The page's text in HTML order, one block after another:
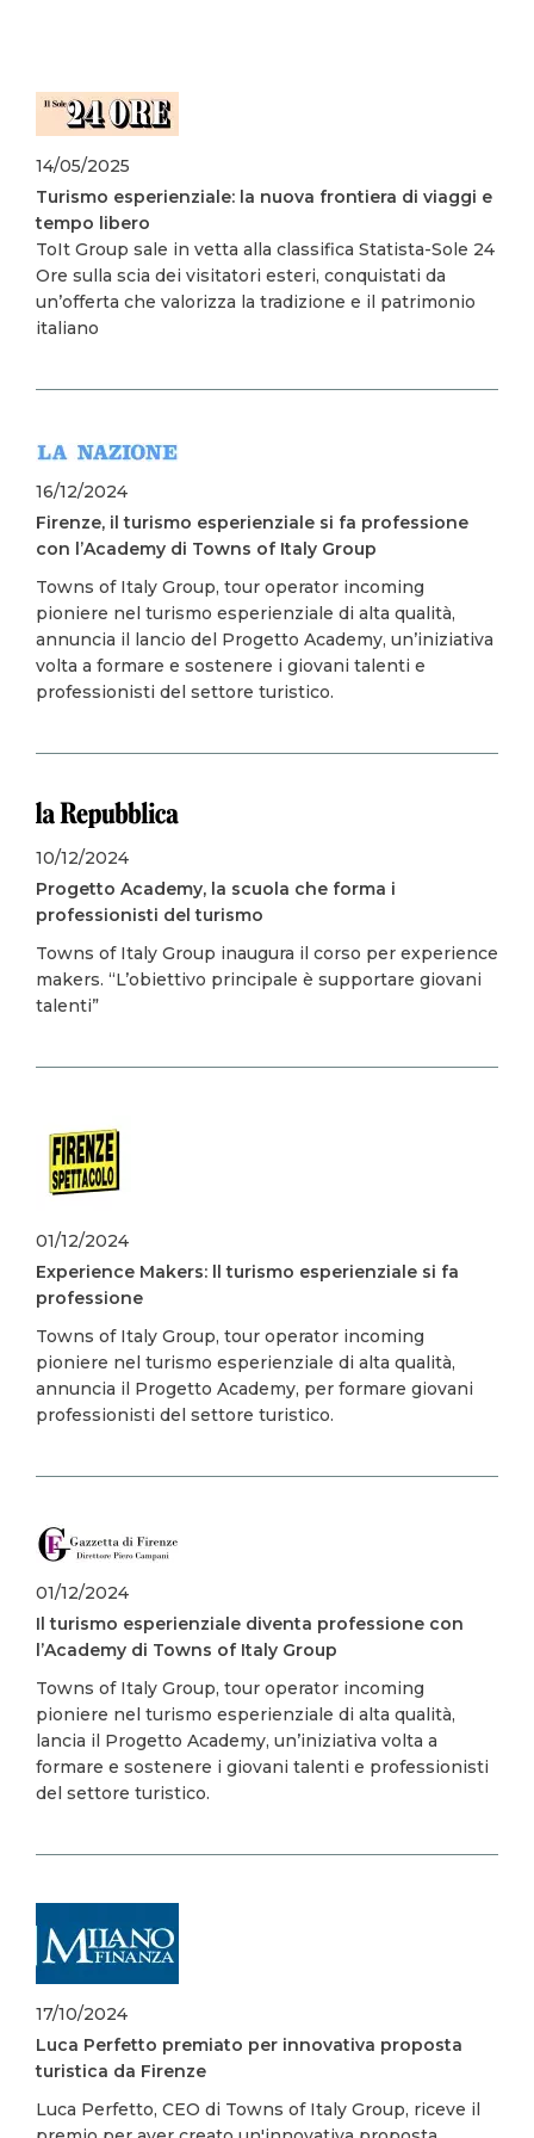
Image
14/05/2025
Turismo esperienziale: la nuova frontiera di viaggi e
tempo libero
ToIt Group sale in vetta alla classifica Statista-Sole 24
Ore sulla scia dei visitatori esteri, conquistati da
un’offerta che valorizza la tradizione e il patrimonio
italiano
Image
16/12/2024
Firenze, il turismo esperienziale si fa professione
con l’Academy di Towns of Italy Group
Towns of Italy Group, tour operator incoming
pioniere nel turismo esperienziale di alta qualità,
annuncia il lancio del Progetto Academy, un’iniziativa
volta a formare e sostenere i giovani talenti e
professionisti del settore turistico.
Image
10/12/2024
Progetto Academy, la scuola che forma i
professionisti del turismo
Towns of Italy Group inaugura il corso per experience
makers. “L’obiettivo principale è supportare giovani
talenti”
Image
01/12/2024
Experience Makers: ll turismo esperienziale si fa
professione
Towns of Italy Group, tour operator incoming
pioniere nel turismo esperienziale di alta qualità,
annuncia il Progetto Academy, per formare giovani
professionisti del settore turistico.
Image
01/12/2024
Il turismo esperienziale diventa professione con
l’Academy di Towns of Italy Group
Towns of Italy Group, tour operator incoming
pioniere nel turismo esperienziale di alta qualità,
lancia il Progetto Academy, un’iniziativa volta a
formare e sostenere i giovani talenti e professionisti
del settore turistico.
Image
17/10/2024
Luca Perfetto premiato per innovativa proposta
turistica da Firenze
Luca Perfetto, CEO di Towns of Italy Group, riceve il